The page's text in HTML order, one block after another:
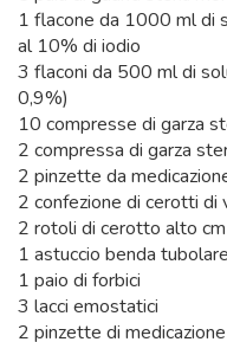
1 flacone da 1000 ml di
al 10% di iodio
3 flaconi da 500 ml di
0,9%)
10 compresse di garza
2 compressa di garza
2 pinzette da
2 confezione di cerotti di
2 rotoli di cerotto alto
1 astuccio benda
1 paio di
3 lacci emostatici
2 pinzette di